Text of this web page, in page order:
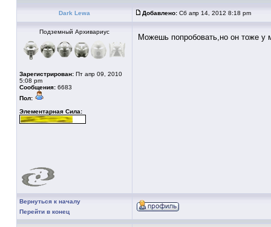
Dark Lewa Добавлено: Сб апр 14, 2012 8:18 pm
Подземный Архивариус
Зарегистрирован: Пт апр 09, 2010
5:08 pm
Сообщения: 6683
Пол:
Элементарная Сила:
Можешь попробовать,но он тоже у
Вернуться к началу
Перейти в конец